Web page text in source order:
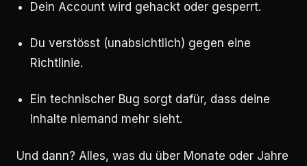
Dein Account wird gehackt oder gesperrt.
Du verstösst (unabsichtlich) gegen eine
Richtlinie.
Ein technischer Bug sorgt dafür, dass deine
Inhalte niemand mehr sieht.
Und dann? Alles, was du über Monate oder Jahre